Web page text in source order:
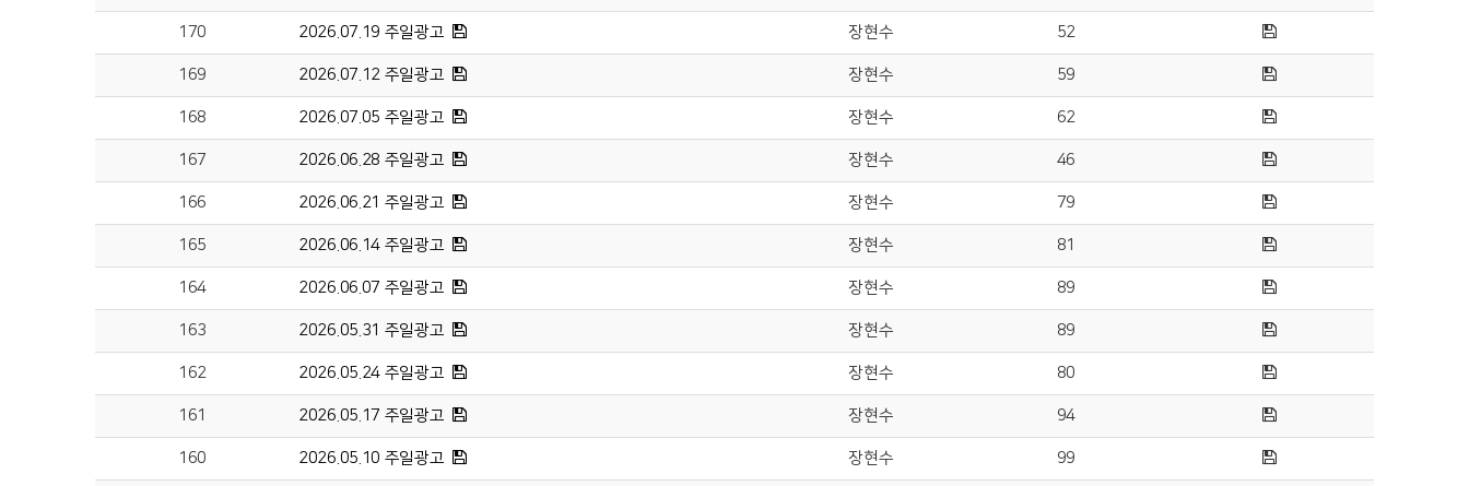
170 2026.07.19 주일광고 장현수 52
169 2026.07.12 주일광고 장현수 59
168 2026.07.05 주일광고 장현수 62
167 2026.06.28 주일광고 장현수 46
166 2026.06.21 주일광고 장현수 79
165 2026.06.14 주일광고 장현수 81
164 2026.06.07 주일광고 장현수 89
163 2026.05.31 주일광고 장현수 89
162 2026.05.24 주일광고 장현수 80
161 2026.05.17 주일광고 장현수 94
160 2026.05.10 주일광고 장현수 99